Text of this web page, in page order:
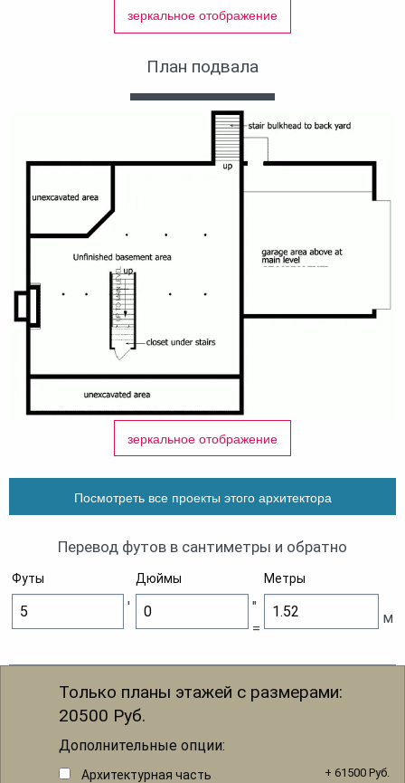
зеркальное отображение
План подвала
зеркальное отображение
Посмотреть все проекты этого архитектора
Перевод футов в сантиметры и обратно
Футы Дюймы Метры
'
"
=
м
Только планы этажей с размерами:
20500 Руб.
Дополнительные опции:
Архитектурная часть + 61500 Руб.